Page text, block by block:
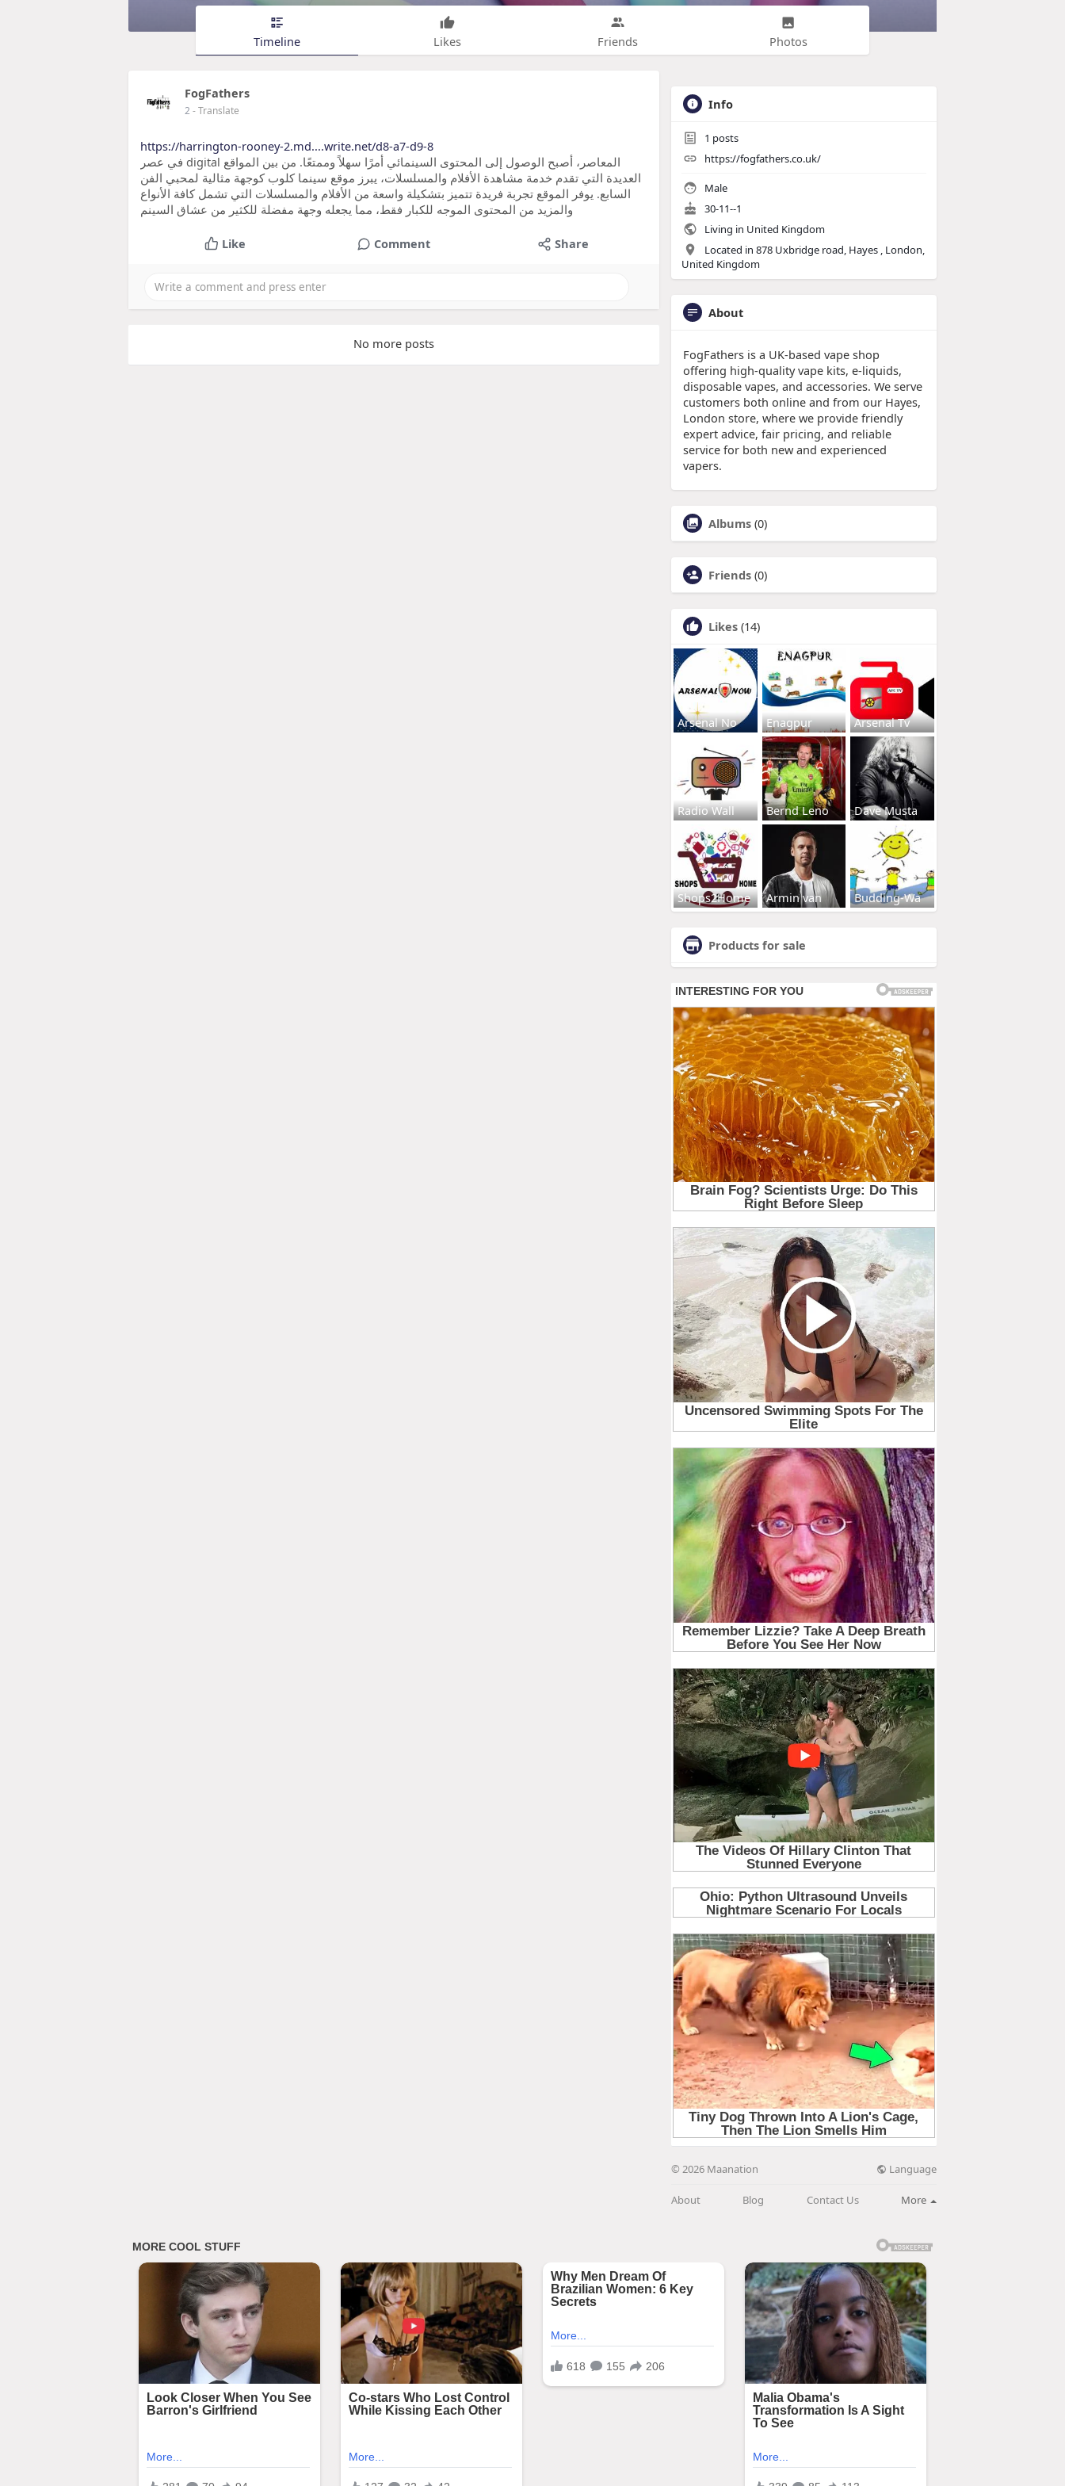
Timeline Likes Friends Photos
FogFathers
2- Translate
https://harrington-rooney-2.md....write.net/d8-a7-d9-8
في عصر digital المعاصر، أصبح الوصول إلى المحتوى السينمائي أمرًا سهلاً وممتعًا. من بين المواقع
العديدة التي تقدم خدمة مشاهدة الأفلام والمسلسلات، يبرز موقع سينما كلوب كوجهة مثالية لمحبي الفن
السابع. يوفر الموقع تجربة فريدة تتميز بتشكيلة واسعة من الأفلام والمسلسلات التي تشمل كافة الأنواع
والمزيد من المحتوى الموجه للكبار فقط، مما يجعله وجهة مفضلة للكثير من عشاق السينم
Like Comment Share
No more posts
Info
1 posts
https://fogfathers.co.uk/
Male
30-11--1
Living in United Kingdom
Located in 878 Uxbridge road, Hayes , London,
United Kingdom
About
FogFathers is a UK-based vape shop
offering high-quality vape kits, e-liquids,
disposable vapes, and accessories. We serve
customers both online and from our Hayes,
London store, where we provide friendly
expert advice, fair pricing, and reliable
service for both new and experienced
vapers.
Albums (0)
Friends (0)
Likes (14)
Arsenal No Enagpur Arsenal Tv
Radio Wall Bernd Leno Dave Musta
Shops2Home Armin van Budding-Wa
Products for sale
© 2026 Maanation Language
About Blog Contact Us More